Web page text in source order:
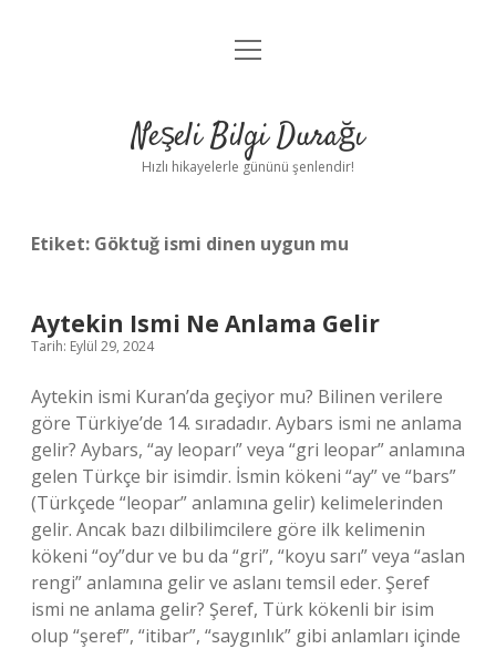
Anasayfa
Yasal Uyarı
menüyü
Neşeli Bilgi Durağı
Hızlı hikayelerle gününü şenlendir!
Etiket: Göktuğ ismi dinen uygun mu
Aytekin Ismi Ne Anlama Gelir
Tarih: Eylül 29, 2024
Aytekin ismi Kuran’da geçiyor mu? Bilinen verilere
göre Türkiye’de 14. sıradadır. Aybars ismi ne anlama
gelir? Aybars, “ay leoparı” veya “gri leopar” anlamına
gelen Türkçe bir isimdir. İsmin kökeni “ay” ve “bars”
(Türkçede “leopar” anlamına gelir) kelimelerinden
gelir. Ancak bazı dilbilimcilere göre ilk kelimenin
kökeni “oy”dur ve bu da “gri”, “koyu sarı” veya “aslan
rengi” anlamına gelir ve aslanı temsil eder. Şeref
ismi ne anlama gelir? Şeref, Türk kökenli bir isim
olup “şeref”, “itibar”, “saygınlık” gibi anlamları içinde